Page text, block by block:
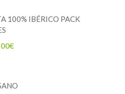
100% IBÉRICO PACK
€